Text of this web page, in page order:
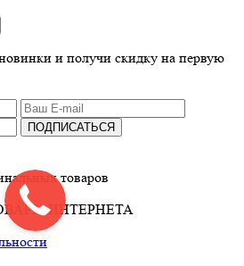
и получи скидку на первую
ПОДПИСАТЬСЯ
товаров
ИНТЕРНЕТА